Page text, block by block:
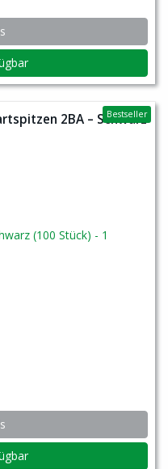
Bestseller
2BA – Schwarz